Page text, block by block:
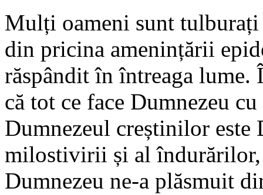
Mulți oameni sunt
din pricina amenințării
răspândit în întreaga lume.
că tot ce face Dumnezeu
Dumnezeul creștinilor este
milostivirii și al îndurărilor,
Dumnezeu ne-a plăsmuit